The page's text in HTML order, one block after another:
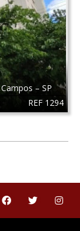
REF 1294
– SP